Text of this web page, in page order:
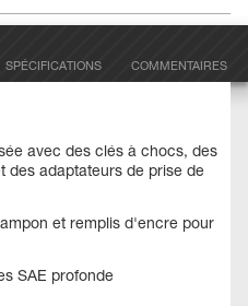
SPÉCIFICATIONS COMMENTAIRES
avec des clés à chocs, des
des adaptateurs de prise de
et remplis d'encre pour
SAE profonde